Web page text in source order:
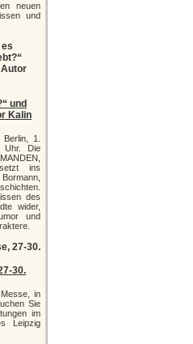
neuen
und
und
Kalin
1.
Uhr. Die
ins
des
wider,
und
30.
in
Sie
im
Leipzig